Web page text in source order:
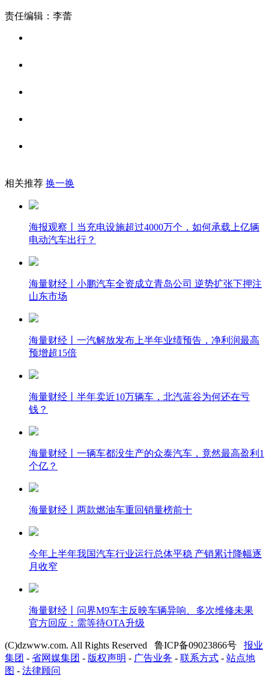
责任编辑：李蕾
相关推荐 换一换
海报观察丨当充电设施超过4000万个，如何承载上亿辆
电动汽车出行？
海量财经丨小鹏汽车全资成立青岛公司 逆势扩张下押注
山东市场
海量财经丨一汽解放发布上半年业绩预告，净利润最高
预增超15倍
海量财经丨半年卖近10万辆车，北汽蓝谷为何还在亏
钱？
海量财经丨一辆车都没生产的众泰汽车，竟然最高盈利1
个亿？
海量财经丨两款燃油车重回销量榜前十
今年上半年我国汽车行业运行总体平稳 产销累计降幅逐
月收窄
海量财经丨问界M9车主反映车辆异响、多次维修未果
官方回应：需等待OTA升级
(C)dzwww.com. All Rights Reserved 鲁ICP备09023866号 报业
集团 - 省网媒集团 - 版权声明 - 广告业务 - 联系方式 - 站点地
图 - 法律顾问